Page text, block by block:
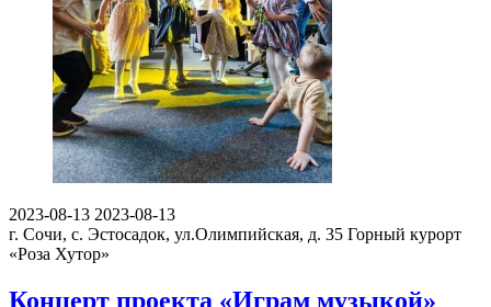
2023-08-13 2023-08-13
г. Сочи, с. Эстосадок, ул.Олимпийская, д. 35 Горный курорт
«Роза Хутор»
Концерт проекта «Играм музыкой»